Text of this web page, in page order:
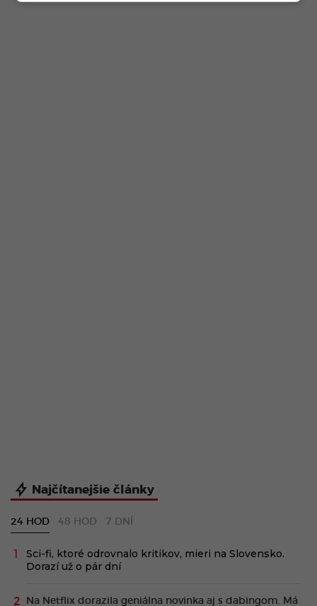
Najčítanejšie články
24 HOD 48 HOD 7 DNÍ
Sci-fi, ktoré odrovnalo kritikov, mieri na Slovensko.
Dorazí už o pár dní
Na Netflix dorazila geniálna novinka aj s dabingom. Má